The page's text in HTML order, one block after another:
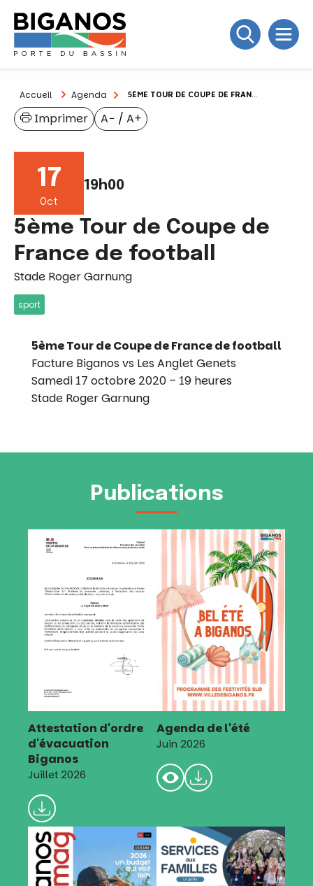
Accueil Agenda 5ÈME TOUR DE COUPE DE FRANCE DE FOOTBALL
A− / A+
Imprimer
17
Oct
19h00
5ème Tour de Coupe de
France de football
Stade Roger Garnung
sport
5ème Tour de Coupe de France de football
Facture Biganos vs Les Anglet Genets
Samedi 17 octobre 2020 – 19 heures
Stade Roger Garnung
Publications
Attestation d'ordre
d'évacuation
Biganos
Juillet 2026
Agenda de l'été
Juin 2026